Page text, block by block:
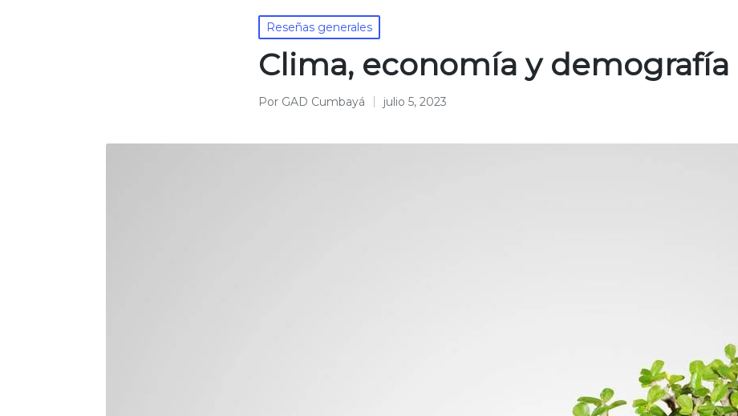
Publicado
en
Reseñas generales
Clima, economía y demografía
Publicado
Por GAD Cumbayá julio 5, 2023